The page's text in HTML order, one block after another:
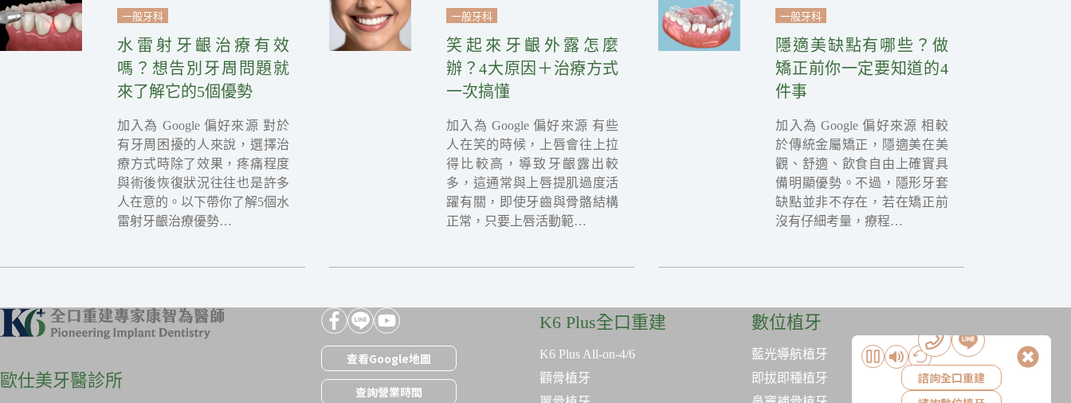
諮詢全口重建
一般牙科
水雷射牙齦治療有效
嗎？想告別牙周問題就
來了解它的5個優勢
加入為 Google 偏好來源 對於
有牙周困擾的人來說，選擇治
療方式時除了效果，疼痛程度
與術後恢復狀況往往也是許多
人在意的。以下帶你了解5個水
雷射牙齦治療優勢…
一般牙科
笑起來牙齦外露怎麼
辦？4大原因＋治療方式
一次搞懂
加入為 Google 偏好來源 有些
人在笑的時候，上唇會往上拉
得比較高，導致牙齦露出較
多，這通常與上唇提肌過度活
躍有關，即使牙齒與骨骼結構
正常，只要上唇活動範…
一般牙科
隱適美缺點有哪些？做
矯正前你一定要知道的4
件事
加入為 Google 偏好來源 相較
於傳統金屬矯正，隱適美在美
觀、舒適、飲食自由上確實具
備明顯優勢。不過，隱形牙套
缺點並非不存在，若在矯正前
沒有仔細考量，療程…
歐仕美牙醫診所
查看Google地圖
查詢營業時間
K6 Plus全口重建
K6 Plus All-on-4/6
顴骨植牙
數位植牙
藍光導航植牙
即拔即種植牙